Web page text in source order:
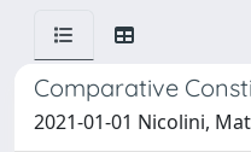
Comparative
2021-01-01 Nicolini,